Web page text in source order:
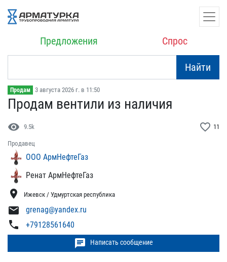
Предложения Спрос
Найти
Продам 3 августа 2026 г. в 11:50
Продам вентили из наличи​я
visibility 9.5k favorite_border 11
Продавец
ООО АрмНефтеГаз
Ренат АрмНефтеГаз
location_on Ижевск / Удмуртская республика
mail grenag@yandex.ru
phone +79128561640
chat Написать сообщение